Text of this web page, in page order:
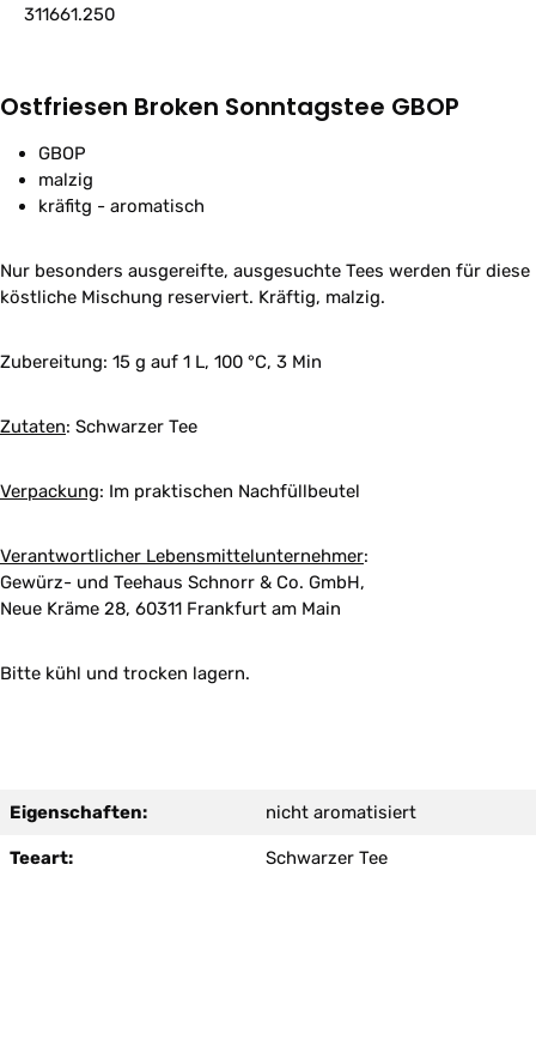
311661.250
Ostfriesen Broken Sonntagstee GBOP
GBOP
malzig
kräfitg - aromatisch
Nur besonders ausgereifte, ausgesuchte Tees werden für diese
köstliche Mischung reserviert. Kräftig, malzig.
Zubereitung: 15 g auf 1 L, 100 °C, 3 Min
Zutaten: Schwarzer Tee
Verpackung: Im praktischen Nachfüllbeutel
Verantwortlicher Lebensmittelunternehmer:
Gewürz- und Teehaus Schnorr & Co. GmbH,
Neue Kräme 28, 60311 Frankfurt am Main
Bitte kühl und trocken lagern.
Eigenschaften: nicht aromatisiert
Teeart: Schwarzer Tee